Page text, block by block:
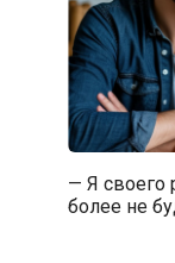
— Я своего
более не